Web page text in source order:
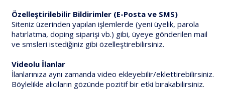
Özelleştirilebilir Bildirimler (E-Posta ve SMS)
Siteniz üzerinden yapılan işlemlerde (yeni üyelik, parola
hatırlatma, doping siparişi vb.) gibi, üyeye gönderilen mail
ve smsleri istediğiniz gibi özelleştirebilirsiniz.
Videolu İlanlar
İlanlarınıza aynı zamanda video ekleyebilir/eklettirebilirsiniz.
Böylelikle alıcıların gözünde pozitif bir etki bırakabilirsiniz.